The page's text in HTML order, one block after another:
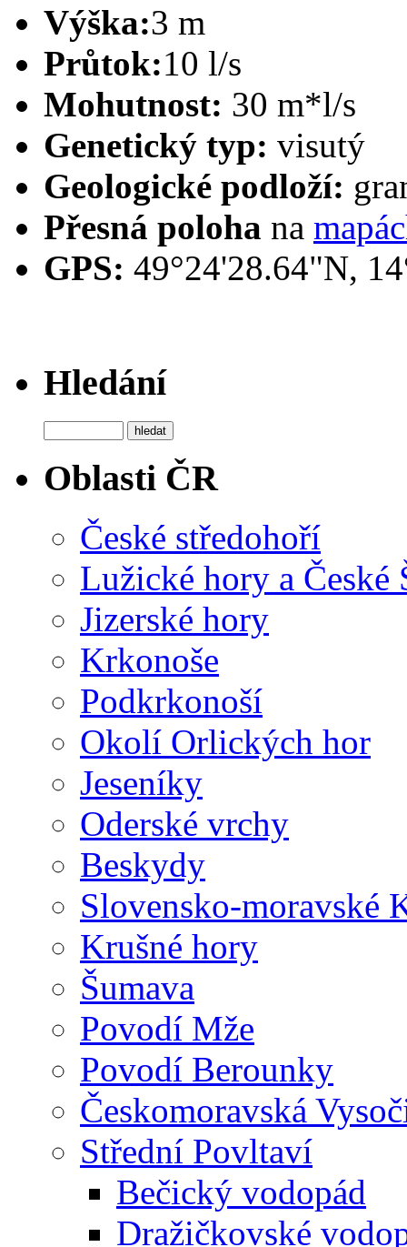
Výška:3 m
Průtok:10 l/s
Mohutnost: 30 m*l/s
Genetický typ: visutý
Geologické podloží:
Přesná poloha na
GPS: 49°24'28.64"N,
Hledání
Oblasti ČR
České středohoří
Lužické hory a České
Jizerské hory
Krkonoše
Podkrkonoší
Okolí Orlických hor
Jeseníky
Oderské vrchy
Beskydy
Slovensko-moravské
Krušné hory
Šumava
Povodí Mže
Povodí Berounky
Českomoravská
Střední Povltaví
Bečický vodopád
Dražičkovské